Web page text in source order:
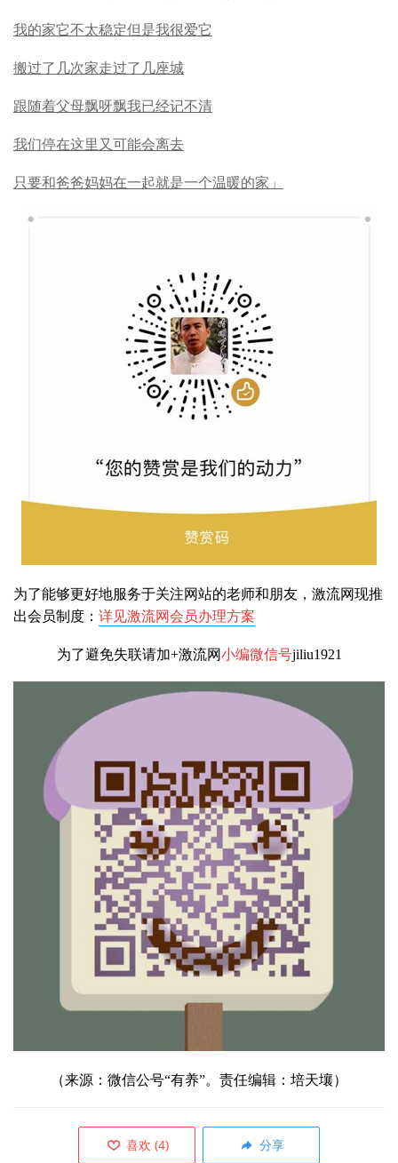
我的家它不太稳定但是我很爱它
搬过了几次家走过了几座城
跟随着父母飘呀飘我已经记不清
我们停在这里又可能会离去
只要和爸爸妈妈在一起就是一个温暖的家」
为了能够更好地服务于关注网站的老师和朋友，激流网现推
出会员制度： 详见激流网会员办理方案
为了避免失联请加+激流网小编微信号jiliu1921
（来源：微信公号“有养”。责任编辑：培天壤）
喜欢 (4) 分享